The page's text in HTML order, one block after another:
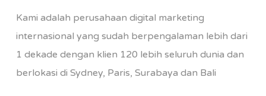
Kami adalah perusahaan digital marketing
internasional yang sudah berpengalaman lebih dari
1 dekade dengan klien 120 lebih seluruh dunia dan
berlokasi di Sydney, Paris, Surabaya dan Bali